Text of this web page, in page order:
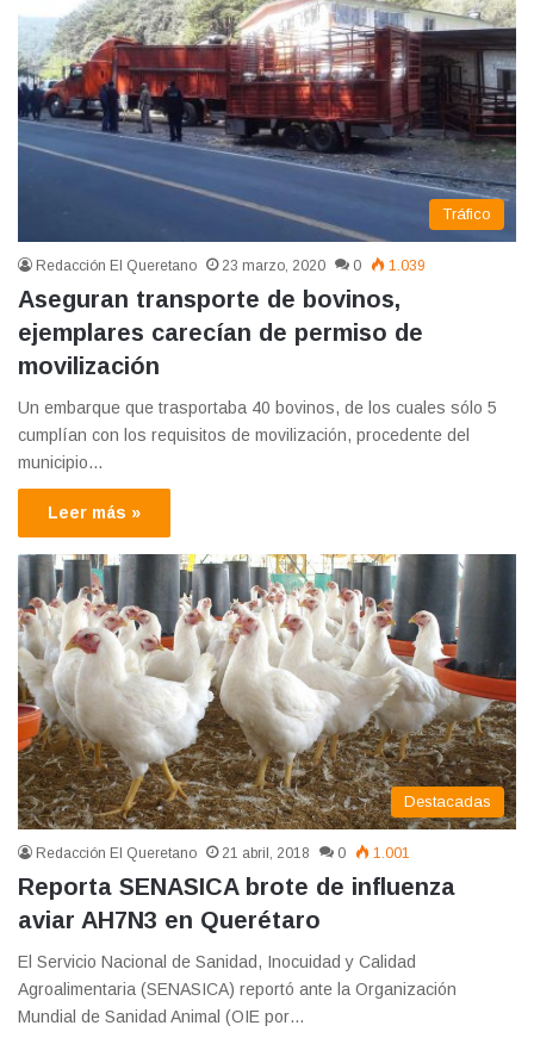
Tráfico
Redacción El Queretano 23 marzo, 2020 0 1.039
Aseguran transporte de bovinos,
ejemplares carecían de permiso de
movilización
Un embarque que trasportaba 40 bovinos, de los cuales sólo 5
cumplían con los requisitos de movilización, procedente del
municipio…
Leer más »
Destacadas
Redacción El Queretano 21 abril, 2018 0 1.001
Reporta SENASICA brote de influenza
aviar AH7N3 en Querétaro
El Servicio Nacional de Sanidad, Inocuidad y Calidad
Agroalimentaria (SENASICA) reportó ante la Organización
Mundial de Sanidad Animal (OIE por…